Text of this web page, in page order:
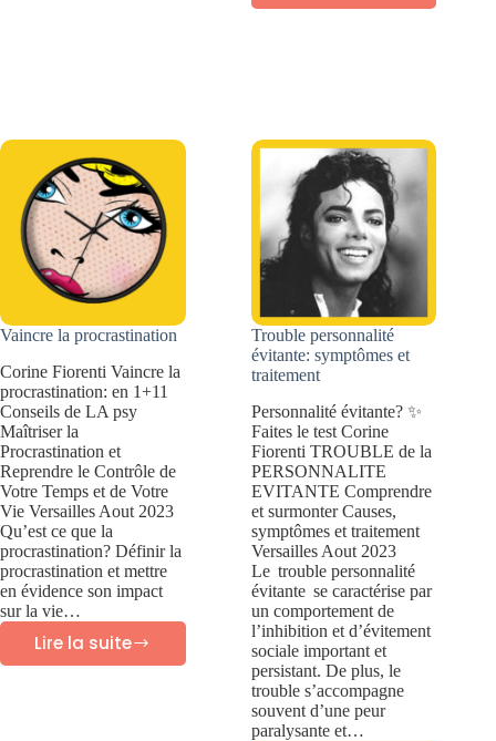
et
effets
Asperger
talentueux
et
créatifs
Vaincre la procrastination
Corine Fiorenti Vaincre la
procrastination: en 1+11
Conseils de LA psy
Maîtriser la
Procrastination et
Reprendre le Contrôle de
Votre Temps et de Votre
Vie Versailles Aout 2023
Qu’est ce que la
procrastination? Définir la
procrastination et mettre
en évidence son impact
sur la vie…
Lire la suite
Trouble personnalité
évitante: symptômes et
traitement
Personnalité évitante? ✨
Faites le test Corine
Fiorenti TROUBLE de la
PERSONNALITE
EVITANTE Comprendre
et surmonter Causes,
symptômes et traitement
Versailles Aout 2023
Le trouble personnalité
évitante se caractérise par
un comportement de
l’inhibition et d’évitement
sociale important et
persistant. De plus, le
trouble s’accompagne
souvent d’une peur
paralysante et…